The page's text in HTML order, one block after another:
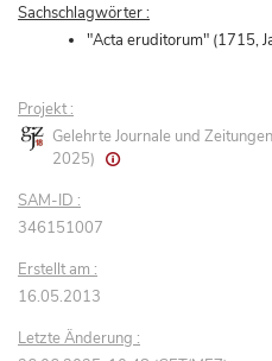
Sachschlagwörter :
"Acta eruditorum" (1715,
Projekt :
Gelehrte Journale und
2025)
SAM-ID :
346151007
Erstellt am :
16.05.2013
Letzte Änderung :